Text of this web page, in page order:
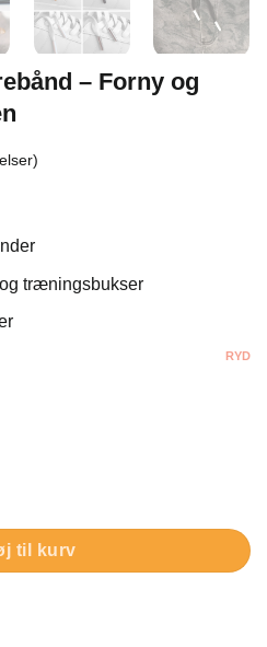
– Forny og
træningsbukser
RYD
og reparér snøreenden antal
til kurv